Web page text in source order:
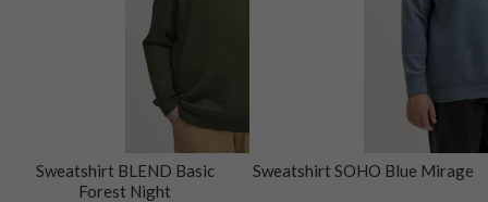
Sweatshirt BLEND Basic
Forest Night
Sweatshirt SOHO Blue Mirage